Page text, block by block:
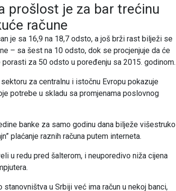
prošlost je za bar trećinu
račune
je sa 16,9 na 18,7 odsto, a još brži rast bilježi se
– sa šest na 10 odsto, dok se procjenjuje da će
za 50 odsto u poređenju sa 2015. godinom.
za centralnu i istočnu Evropu pokazuje
potrebe u skladu sa promjenama poslovnog
banke za samo godinu dana bilježe višestruko
plaćanje raznih računa putem interneta.
u redu pred šalterom, i neuporedivo niža cijena
u Srbiji već ima račun u nekoj banci,